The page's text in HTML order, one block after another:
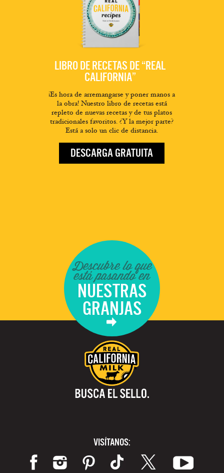
LIBRO DE RECETAS DE “REAL
CALIFORNIA”
¡Es hora de arremangarse y poner manos a
la obra! Nuestro libro de recetas está
repleto de nuevas recetas y de tus platos
tradicionales favoritos. ¿Y la mejor parte?
Está a solo un clic de distancia.
DESCARGA GRATUITA
Descubre lo que
está pasando en
NUESTRAS
GRANJAS
VISÍTANOS: